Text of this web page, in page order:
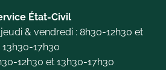
État-Civil
& vendredi : 8h30-12h30 et
13h30-17h30
12h30 et 13h30-17h30